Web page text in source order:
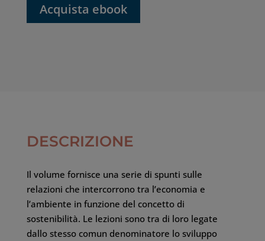
Acquista ebook
DESCRIZIONE
Il volume fornisce una serie di spunti sulle
relazioni che intercorrono tra l’economia e
l’ambiente in funzione del concetto di
sostenibilità. Le lezioni sono tra di loro legate
dallo stesso comun denominatore lo sviluppo